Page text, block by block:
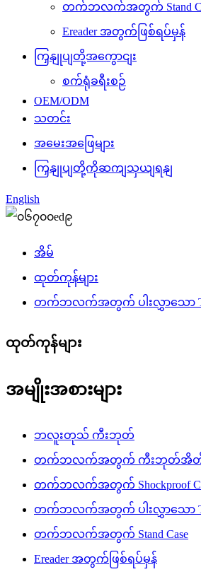
တက်ဘလက်အတွက် Stand
Ereader အတွက်ဖြစ်ရပ်မှန်
ကြှနျုပျတို့အကွောငျး
စက်ရုံခရီးစဉ်
OEM/ODM
သတင်း
အမေးအဖြေများ
ကြှနျုပျတို့ကိုဆကျသှယျရနျ
English
အိမ်
ထုတ်ကုန်များ
တက်ဘလက်အတွက် ပါးလွှာသော Tri-
ထုတ်ကုန်များ
အမျိုးအစားများ
ဘလူးတုသ် ကီးဘုတ်
တက်ဘလက်အတွက် ကီးဘုတ်အိ
တက်ဘလက်အတွက် Shockproof
တက်ဘလက်အတွက် ပါးလွှာသော Tri-
တက်ဘလက်အတွက် Stand Case
Ereader အတွက်ဖြစ်ရပ်မှန်